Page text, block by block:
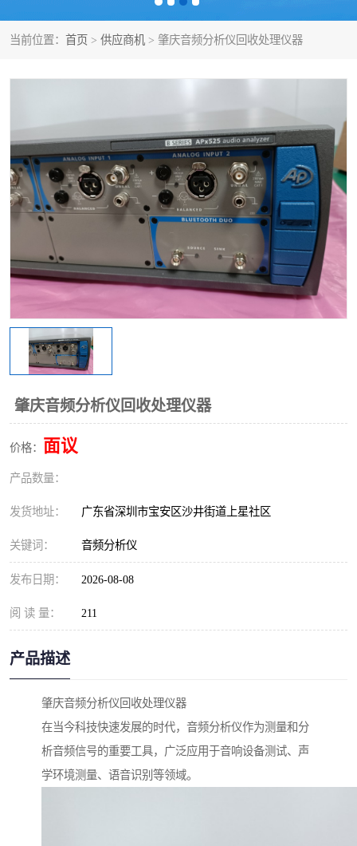
当前位置： 首页 > 供应商机 > 肇庆音频分析仪回收处理仪器
肇庆音频分析仪回收处理仪器
价格： 面议
产品数量：
发货地址： 广东省深圳市宝安区沙井街道上星社区
关键词： 音频分析仪
发布日期： 2026-08-08
阅 读 量： 211
产品描述
肇庆音频分析仪回收处理仪器
在当今科技快速发展的时代，音频分析仪作为测量和分
析音频信号的重要工具，广泛应用于音响设备测试、声
学环境测量、语音识别等领域。
校准仪 阻抗分析仪